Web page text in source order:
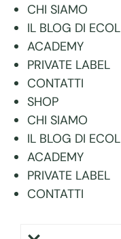
CHI SIAMO
IL BLOG DI ECOL
ACADEMY
PRIVATE LABEL
CONTATTI
SHOP
CHI SIAMO
IL BLOG DI ECOL
ACADEMY
PRIVATE LABEL
CONTATTI